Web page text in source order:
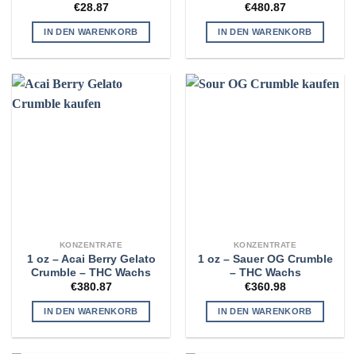
€28.87
IN DEN WARENKORB
€480.87
IN DEN WARENKORB
KONZENTRATE
1 oz – Acai Berry Gelato
Crumble – THC Wachs
€380.87
IN DEN WARENKORB
KONZENTRATE
1 oz – Sauer OG Crumble
– THC Wachs
€360.98
IN DEN WARENKORB